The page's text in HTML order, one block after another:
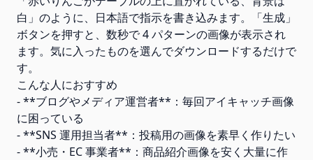
白」のように、日本語で指示を書き込みます。「生成」
ボタンを押すと、数秒で 4 パターンの画像が表示され
ます。気に入ったものを選んでダウンロードするだけで
す。
こんな人におすすめ
- **ブログやメディア運営者**：毎回アイキャッチ画像
に困っている
- **SNS 運用担当者**：投稿用の画像を素早く作りたい
- **小売・EC 事業者**：商品紹介画像を安く大量に作